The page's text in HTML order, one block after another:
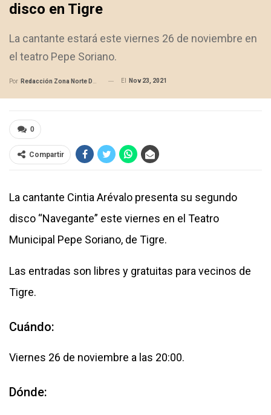
disco en Tigre
La cantante estará este viernes 26 de noviembre en
el teatro Pepe Soriano.
Por Redacción Zona Norte Daily El Nov 23, 2021
0
Compartir
La cantante Cintia Arévalo presenta su segundo
disco “Navegante” este viernes en el Teatro
Municipal Pepe Soriano, de Tigre.
Las entradas son libres y gratuitas para vecinos de
Tigre.
Cuándo:
Viernes 26 de noviembre a las 20:00.
Dónde: